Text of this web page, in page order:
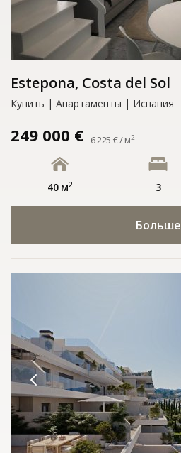
Estepona, Costa del Sol
Купить | Апартаменты | Испания
249 000 € 6 225 € / м2
40 м2 3
Больше